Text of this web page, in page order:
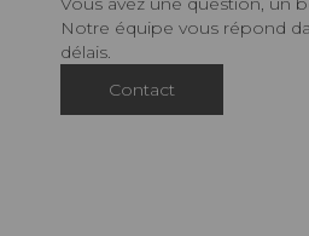
Notre équipe vous répond
délais.
Contact